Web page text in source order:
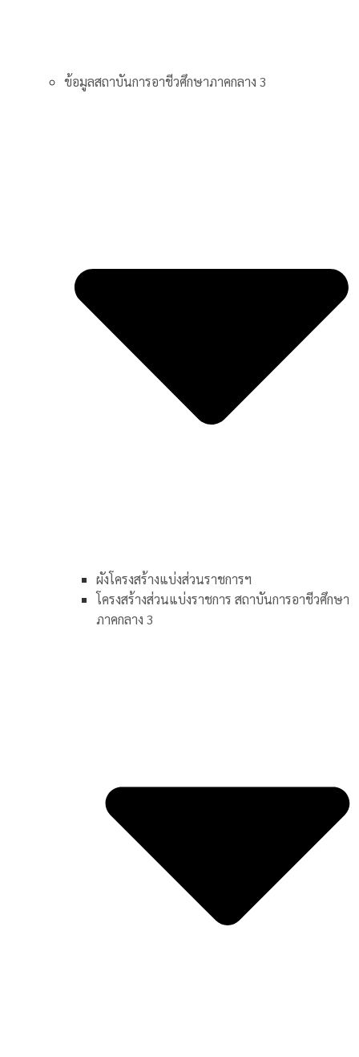
ข้อมูลสถาบันการอาชีวศึกษาภาคกลาง 3
ผังโครงสร้างแบ่งส่วนราชการฯ
โครงสร้างส่วนแบ่งราชการ สถาบันการอาชีวศึกษา
ภาคกลาง 3